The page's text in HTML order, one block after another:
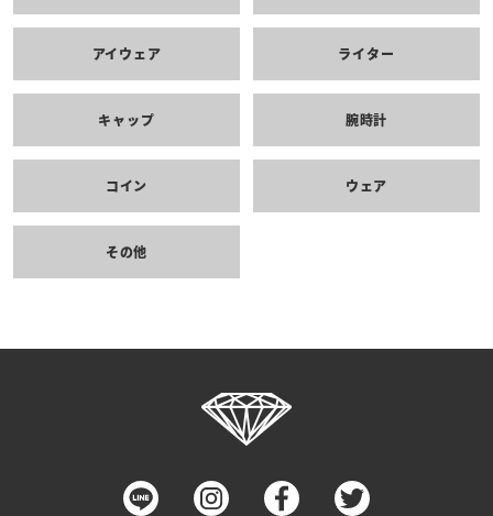
アイウェア ライター
キャップ 腕時計
コイン ウェア
その他